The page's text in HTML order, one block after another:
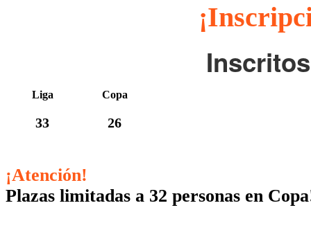
Liga Copa
33 26
¡Atención!
Plazas limitadas a 32 personas en